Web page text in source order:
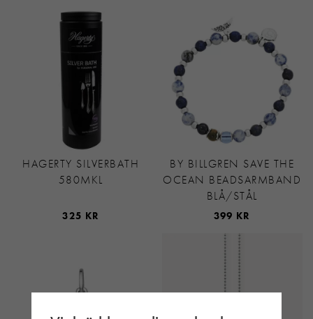
HAGERTY SILVERBATH
580MKL
325 KR
BY BILLGREN SAVE THE
OCEAN BEADSARMBAND
BLÅ/STÅL
399 KR